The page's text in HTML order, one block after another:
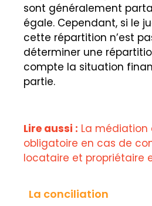
sont généralement
égale. Cependant, si le
cette répartition n’est
déterminer une
compte la situation
partie.
Lire aussi : La médiation
obligatoire en cas de
locataire et propriétaire
La conciliation